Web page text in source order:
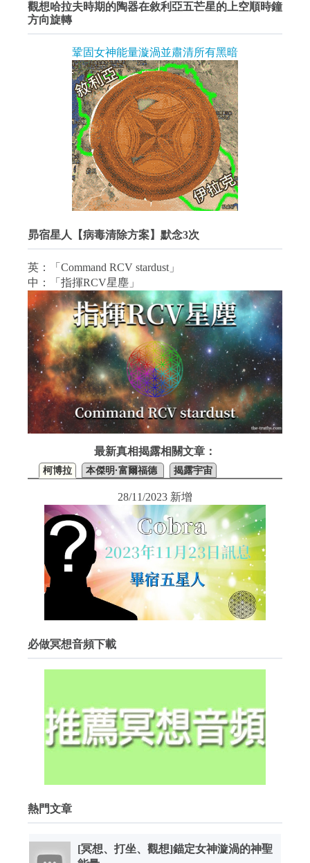
觀想哈拉夫時期的陶器在敘利亞五芒星的上空順時鐘
方向旋轉
鞏固女神能量漩渦並肅清所有黑暗
昴宿星人【病毒清除方案】默念3次
英：「Command RCV stardust」
中：「指揮RCV星塵」
最新真相揭露相關文章：
柯博拉 本傑明·富爾福德 揭露宇宙
28/11/2023 新增
必做冥想音頻下載
熱門文章
[冥想、打坐、觀想]錨定女神漩渦的神聖